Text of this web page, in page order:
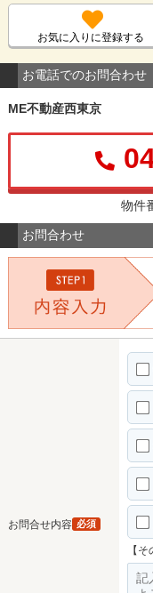
お気に入りに登録する
お電話でのお問合わせ
ME不動産西東京
物件
お問合わせ
お問合せ内容 必須
【そ